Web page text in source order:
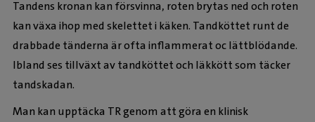
Tandens kronan kan försvinna, roten brytas ned och roten
kan växa ihop med skelettet i käken. Tandköttet runt de
drabbade tänderna är ofta inflammerat oc lättblödande.
Ibland ses tillväxt av tandköttet och läkkött som täcker
tandskadan.
Man kan upptäcka TR genom att göra en klinisk